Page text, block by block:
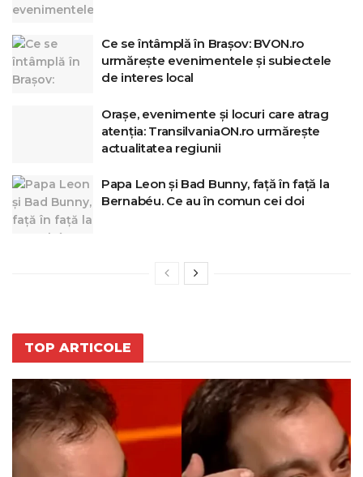
Ce se întâmplă în Brașov: BVON.ro
urmărește evenimentele și subiectele
de interes local
Orașe, evenimente și locuri care atrag
atenția: TransilvaniaON.ro urmărește
actualitatea regiunii
Papa Leon și Bad Bunny, față în față la
Bernabéu. Ce au în comun cei doi
TOP ARTICOLE